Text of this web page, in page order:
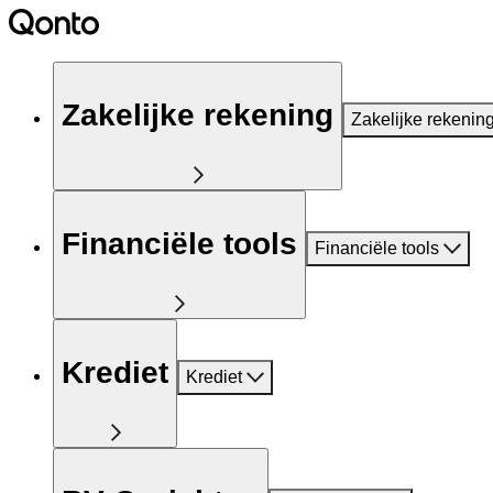
Zakelijke rekening Zakelijke
Financiële tools Financiële tools
Krediet Krediet